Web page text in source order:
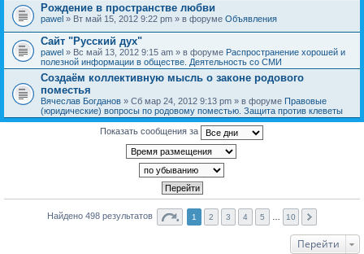
Рождение в пространстве любви
pawel » Вт май 15, 2012 9:22 pm » в форуме Объявления
Сайт "Русский дух"
pawel » Вс май 13, 2012 9:15 am » в форуме Распространение хорошей и
полезной информации в обществе. Деятельность со СМИ
Создаём коллективную мысль о законе родового
поместья
Вячеслав Богданов » Сб мар 24, 2012 9:13 pm » в форуме Правовые
(юридические) вопросы по родовому поместью. Защита против клеветы
Показать сообщения за
Найдено 498 результатов 1 2 3 4 5 10
Перейти